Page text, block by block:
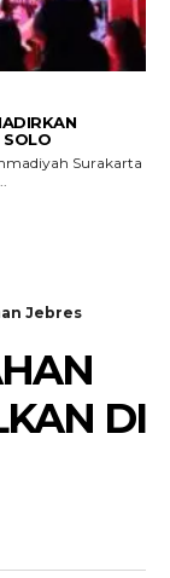
SOLO
Surakarta